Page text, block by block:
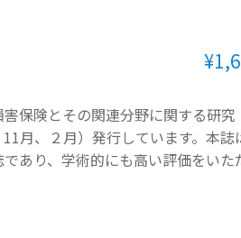
保険とその関連分野に関する研究
月、２月）発行しています。本誌
あり、学術的にも高い評価をいた